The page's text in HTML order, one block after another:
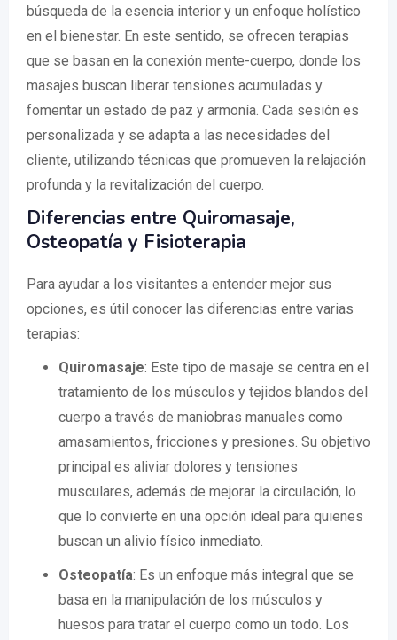
búsqueda de la esencia interior y un enfoque holístico
en el bienestar. En este sentido, se ofrecen terapias
que se basan en la conexión mente-cuerpo, donde los
masajes buscan liberar tensiones acumuladas y
fomentar un estado de paz y armonía. Cada sesión es
personalizada y se adapta a las necesidades del
cliente, utilizando técnicas que promueven la relajación
profunda y la revitalización del cuerpo.
Diferencias entre Quiromasaje,
Osteopatía y Fisioterapia
Para ayudar a los visitantes a entender mejor sus
opciones, es útil conocer las diferencias entre varias
terapias:
Quiromasaje: Este tipo de masaje se centra en el
tratamiento de los músculos y tejidos blandos del
cuerpo a través de maniobras manuales como
amasamientos, fricciones y presiones. Su objetivo
principal es aliviar dolores y tensiones
musculares, además de mejorar la circulación, lo
que lo convierte en una opción ideal para quienes
buscan un alivio físico inmediato.
Osteopatía: Es un enfoque más integral que se
basa en la manipulación de los músculos y
huesos para tratar el cuerpo como un todo. Los